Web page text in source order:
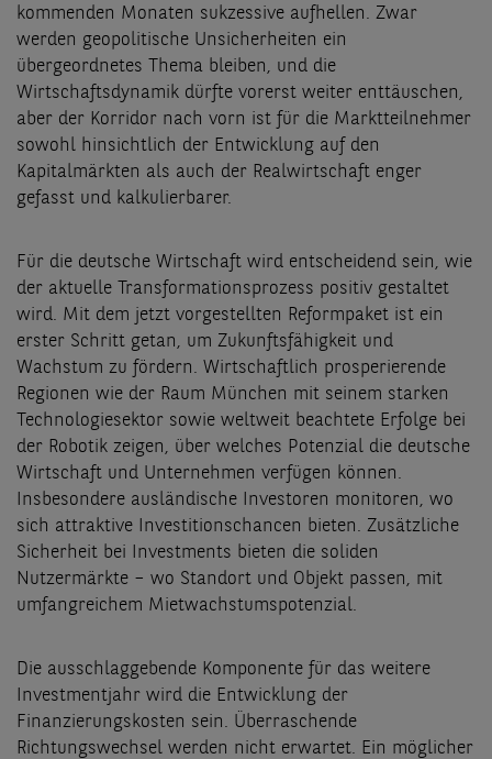
kommenden Monaten sukzessive aufhellen. Zwar
werden geopolitische Unsicherheiten ein
übergeordnetes Thema bleiben, und die
Wirtschaftsdynamik dürfte vorerst weiter enttäuschen,
aber der Korridor nach vorn ist für die Marktteilnehmer
sowohl hinsichtlich der Entwicklung auf den
Kapitalmärkten als auch der Realwirtschaft enger
gefasst und kalkulierbarer.
Für die deutsche Wirtschaft wird entscheidend sein, wie
der aktuelle Transformationsprozess positiv gestaltet
wird. Mit dem jetzt vorgestellten Reformpaket ist ein
erster Schritt getan, um Zukunftsfähigkeit und
Wachstum zu fördern. Wirtschaftlich prosperierende
Regionen wie der Raum München mit seinem starken
Technologiesektor sowie weltweit beachtete Erfolge bei
der Robotik zeigen, über welches Potenzial die deutsche
Wirtschaft und Unternehmen verfügen können.
Insbesondere ausländische Investoren monitoren, wo
sich attraktive Investitionschancen bieten. Zusätzliche
Sicherheit bei Investments bieten die soliden
Nutzermärkte – wo Standort und Objekt passen, mit
umfangreichem Mietwachstumspotenzial.
Die ausschlaggebende Komponente für das weitere
Investmentjahr wird die Entwicklung der
Finanzierungskosten sein. Überraschende
Richtungswechsel werden nicht erwartet. Ein möglicher